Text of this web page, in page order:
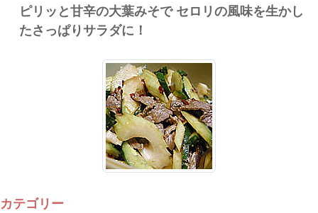
ピリッと甘辛の大葉みそで セロリの風味を生かし
たさっぱりサラダに！
カテゴリー